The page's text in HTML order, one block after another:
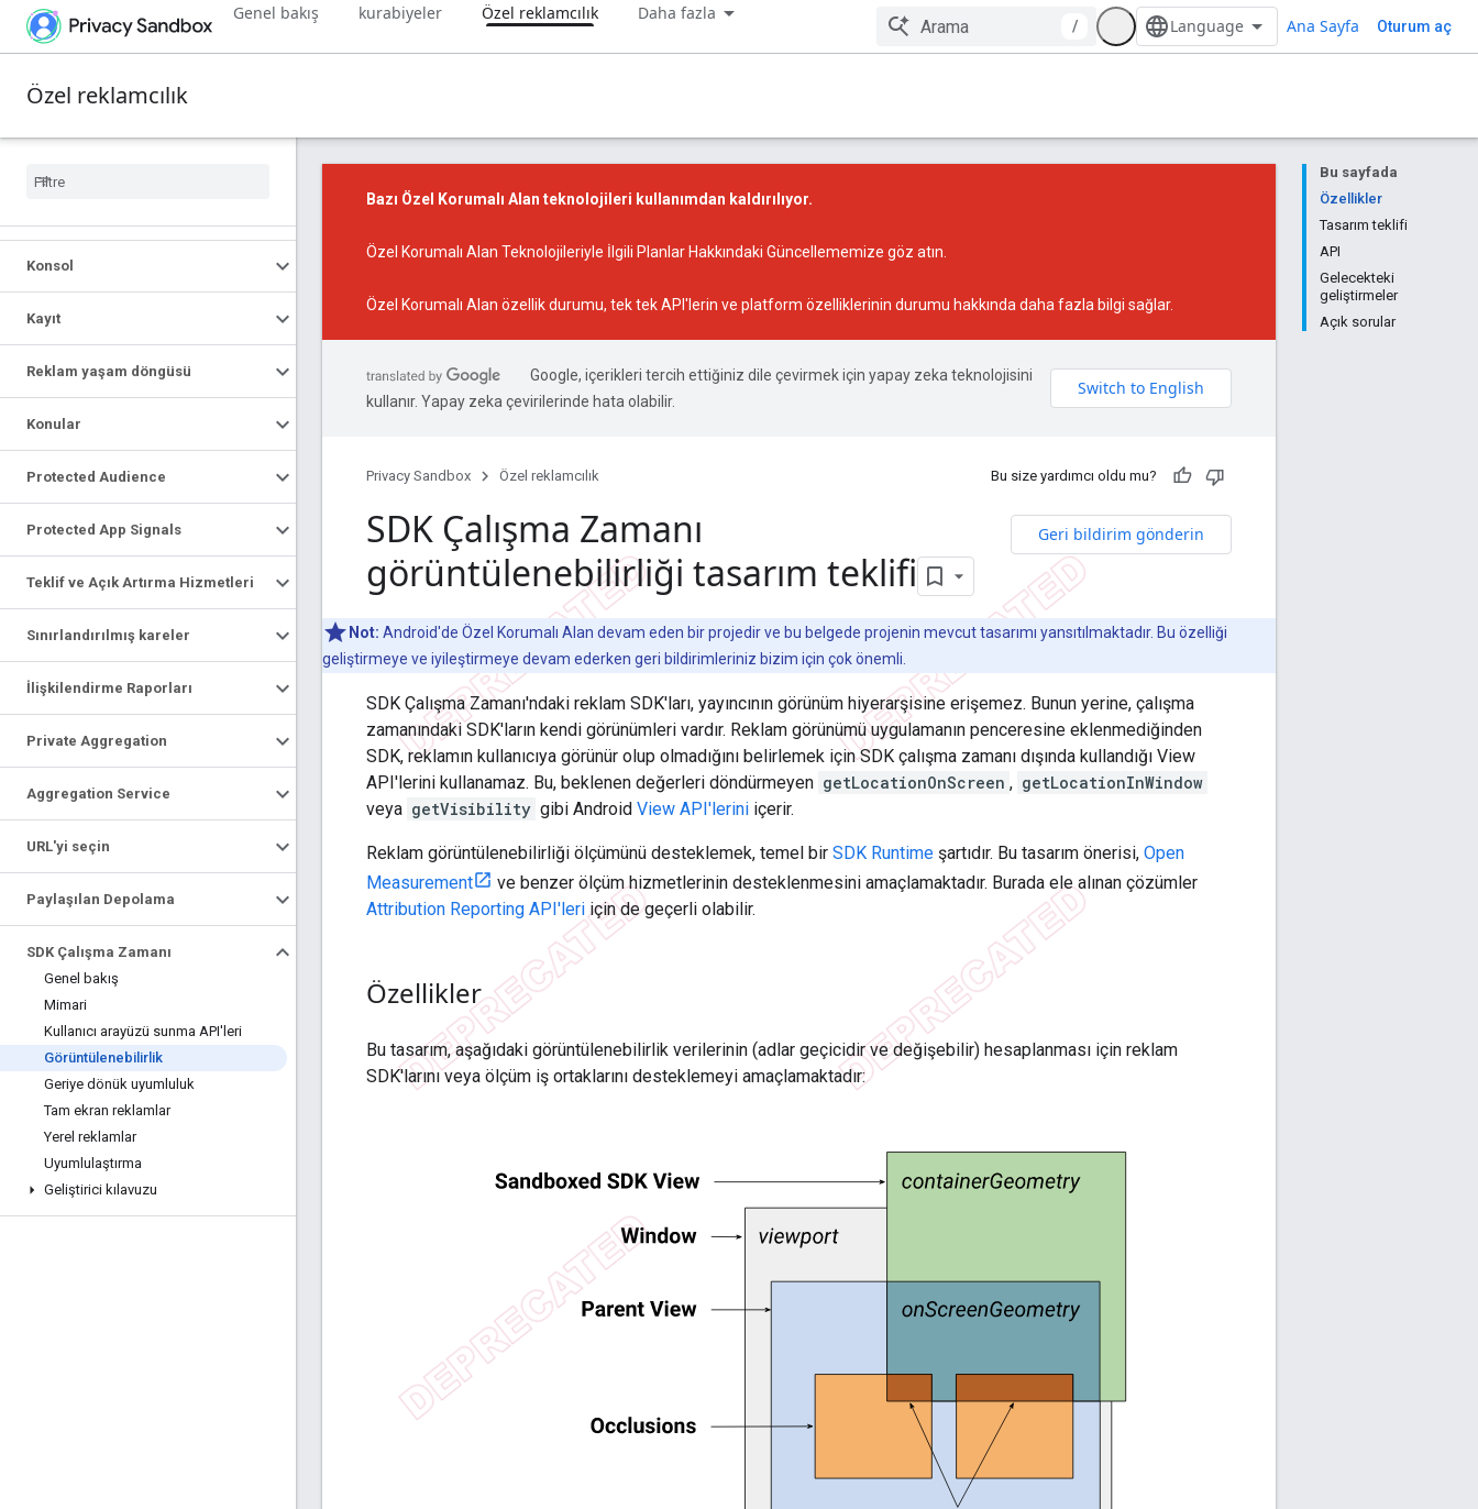
Genel bakış kurabiyeler Özel reklamcılık Daha fazla
/ Ana Sayfa Oturum aç
Özel reklamcılık
Konsol
Kayıt
Reklam yaşam döngüsü
Konular
Protected Audience
Protected App Signals
Teklif ve Açık Artırma Hizmetleri
Sınırlandırılmış kareler
İlişkilendirme Raporları
Private Aggregation
Aggregation Service
URL'yi seçin
Paylaşılan Depolama
SDK Çalışma Zamanı
Genel bakış
Mimari
Kullanıcı arayüzü sunma API'leri
Görüntülenebilirlik
Geriye dönük uyumluluk
Tam ekran reklamlar
Yerel reklamlar
Uyumlulaştırma
Geliştirici kılavuzu
Bu sayfada
Özellikler
Tasarım teklifi
API
Gelecekteki
geliştirmeler
Açık sorular
Bazı Özel Korumalı Alan teknolojileri kullanımdan kaldırılıyor.
Özel Korumalı Alan Teknolojileriyle İlgili Planlar Hakkındaki Güncellememize göz atın.
Özel Korumalı Alan özellik durumu, tek tek API'lerin ve platform özelliklerinin durumu hakkında daha fazla bilgi sağlar.
Google, içerikleri tercih ettiğiniz dile çevirmek için yapay zeka teknolojisini
kullanır. Yapay zeka çevirilerinde hata olabilir.
Privacy Sandbox Özel reklamcılık Bu size yardımcı oldu mu?
Geri bildirim gönderin
SDK Çalışma Zamanı
görüntülenebilirliği tasarım teklifi
Not: Android'de Özel Korumalı Alan devam eden bir projedir ve bu belgede projenin mevcut tasarımı yansıtılmaktadır. Bu özelliği
geliştirmeye ve iyileştirmeye devam ederken geri bildirimleriniz bizim için çok önemli.
SDK Çalışma Zamanı'ndaki reklam SDK'ları, yayıncının görünüm hiyerarşisine erişemez. Bunun yerine, çalışma
zamanındaki SDK'ların kendi görünümleri vardır. Reklam görünümü uygulamanın penceresine eklenmediğinden
SDK, reklamın kullanıcıya görünür olup olmadığını belirlemek için SDK çalışma zamanı dışında kullandığı View
API'lerini kullanamaz. Bu, beklenen değerleri döndürmeyen getLocationOnScreen , getLocationInWindow
veya getVisibility gibi Android View API'lerini içerir.
Reklam görüntülenebilirliği ölçümünü desteklemek, temel bir SDK Runtime şartıdır. Bu tasarım önerisi, Open
Measurement
ve benzer ölçüm hizmetlerinin desteklenmesini amaçlamaktadır. Burada ele alınan çözümler
Attribution Reporting API'leri için de geçerli olabilir.
Özellikler
Bu tasarım, aşağıdaki görüntülenebilirlik verilerinin (adlar geçicidir ve değişebilir) hesaplanması için reklam
SDK'larını veya ölçüm iş ortaklarını desteklemeyi amaçlamaktadır: